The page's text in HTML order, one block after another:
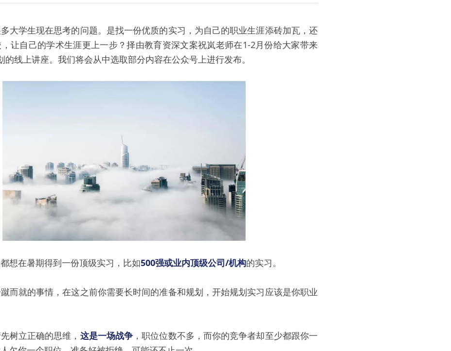
大学生现在思考的问题。是找一份优质的实习，为自己的职业生涯添砖加瓦，还
让自己的学术生涯更上一步？择由教育资深文案祝岚老师在1-2月份给大家带来
的线上讲座。我们将会从中选取部分内容在公众号上进行发布。
想在暑期得到一份顶级实习，比如500强或业内顶级公司/机构的实习。
而就的事情，在这之前你需要长时间的准备和规划，开始规划实习应该是你职业
树立正确的思维， 这是一场战争 ，职位位数不多，而你的竞争者却至少都跟你一